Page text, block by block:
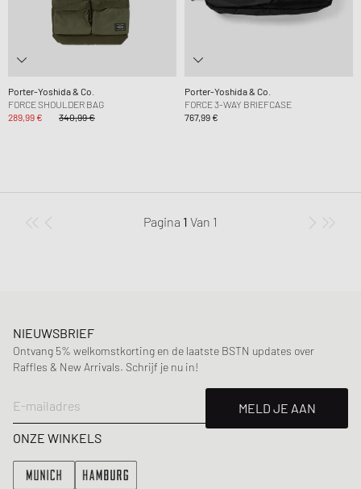
Porter-Yoshida & Co.
FORCE SHOULDER BAG
289,99 €
340,99 €
Porter-Yoshida & Co.
FORCE 3-WAY BRIEFCASE
767,99 €
Pagina 1 Van 1
NIEUWSBRIEF
Ontvang 5% welkomstkorting en de laatste BSTN updates over
Raffles & New Arrivals. Schrijf je nu in!
E-mailadres
MELD JE AAN
ONZE WINKELS